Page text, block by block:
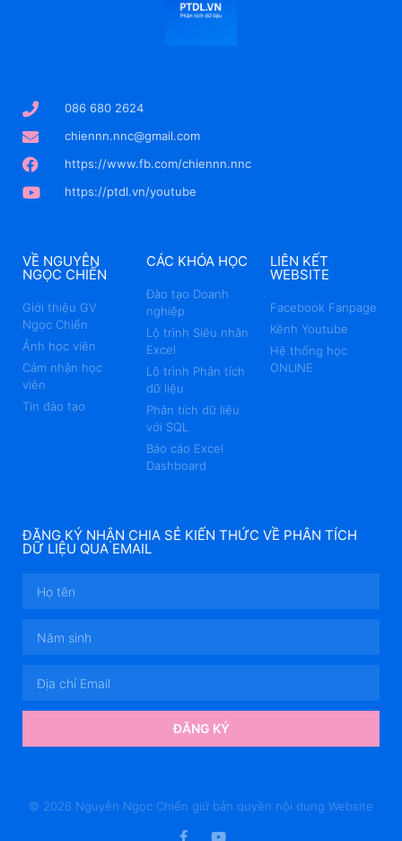
086 680 2624
chiennn.nnc@gmail.com
https://www.fb.com/chiennn.nnc
https://ptdl.vn/youtube
VỀ NGUYỄN
NGỌC CHIẾN
Giới thiệu GV
Ngọc Chiến
Ảnh học viên
Cảm nhận học
viên
Tin đào tạo
CÁC KHÓA HỌC
Đào tạo Doanh
nghiệp
Lộ trình Siêu nhân
Excel
Lộ trình Phân tích
dữ liệu
Phân tích dữ liệu
với SQL
Báo cáo Excel
Dashboard
LIÊN KẾT
WEBSITE
Facebook Fanpage
Kênh Youtube
Hệ thống học
ONLINE
ĐĂNG KÝ NHẬN CHIA SẺ KIẾN THỨC VỀ PHÂN TÍCH
DỮ LIỆU QUA EMAIL
ĐĂNG KÝ
© 2026 Nguyễn Ngọc Chiến giữ bản quyền nội dung Website